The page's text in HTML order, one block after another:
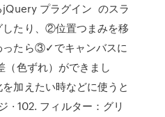
プラグイン のスラ
たり、②位置つまみを移
ったら③✓でキャンバスに
（色ずれ）ができまし
加えたい時などに使うと
· 102. フィルター：グリ